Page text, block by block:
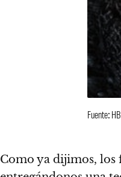
Fuente:
Como ya dijimos, los